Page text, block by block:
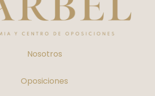
Nosotros
Oposiciones